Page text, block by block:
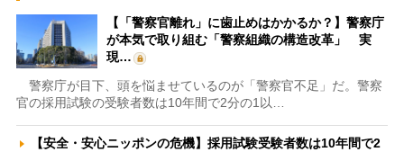
【「警察官離れ」に歯止めはかかるか？】警察庁
が本気で取り組む「警察組織の構造改革」 実
現…
警察庁が目下、頭を悩ませているのが「警察官不足」だ。警察
官の採用試験の受験者数は10年間で2分の1以…
【安全・安心ニッポンの危機】採用試験受験者数は10年間で2